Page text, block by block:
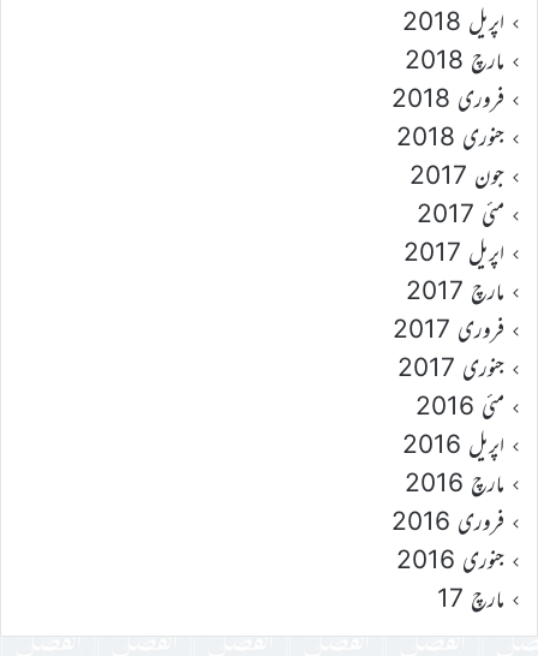
اپریل 2018
مارچ 2018
فروری 2018
جنوری 2018
جون 2017
مئی 2017
اپریل 2017
مارچ 2017
فروری 2017
جنوری 2017
مئی 2016
اپریل 2016
مارچ 2016
فروری 2016
جنوری 2016
مارچ 17